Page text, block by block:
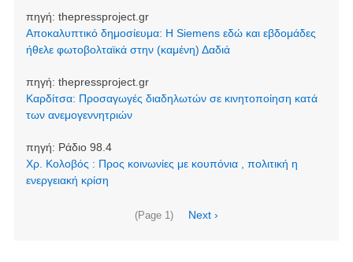
πηγή: thepressproject.gr
Αποκαλυπτικό δημοσίευμα: Η Siemens εδώ και εβδομάδες
ήθελε φωτοβολταϊκά στην (καμένη) Δαδιά
πηγή: thepressproject.gr
Καρδίτσα: Προσαγωγές διαδηλωτών σε κινητοποίηση κατά
των ανεμογεννητριών
πηγή: Ράδιο 98.4
Χρ. Κολοβός : Προς κοινωνίες με κουπόνια , πολιτική η
ενεργειακή κρίση
(Page 1)
Next
Next ›